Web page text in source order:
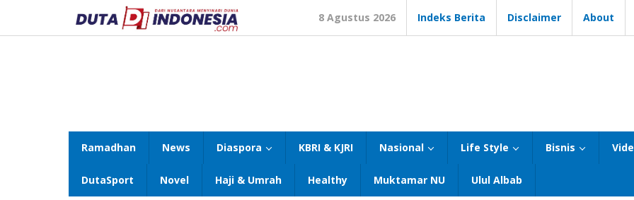
konten
8 Agustus 2026 Indeks Berita Disclaimer About
Ramadhan News Diaspora KBRI & KJRI Nasional Life Style Bisnis
DutaSport Novel Haji & Umrah Healthy Muktamar NU Ulul Albab